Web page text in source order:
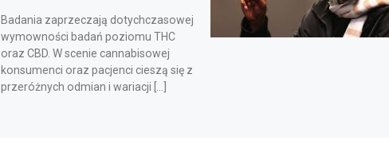
Badania zaprzeczają dotychczasowej
wymowności badań poziomu THC
oraz CBD. W scenie cannabisowej
konsumenci oraz pacjenci cieszą się z
przeróżnych odmian i wariacji […]